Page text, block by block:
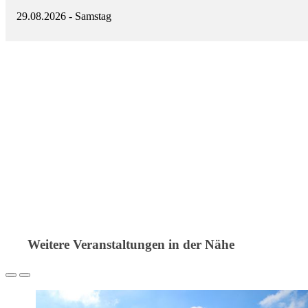
Der Selbsthilfetag richtet sich an Betroffene, Angehörige,
29.08.2026 - Samstag
Weitere Veranstaltungen in der Nähe